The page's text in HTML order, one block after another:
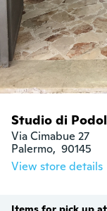
Studio di
Via Cimabue 27
Palermo,  90145
View store details